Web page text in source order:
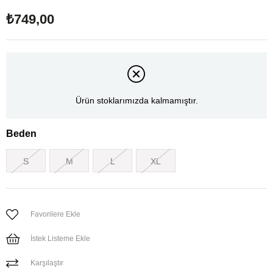
₺749,00
Ürün stoklarımızda kalmamıştır.
Beden
S M L XL
Favorilere Ekle
İstek Listeme Ekle
Karşılaştır